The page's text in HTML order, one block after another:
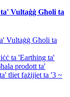
Vultaġġ Għoli ta
ta 'Earthing ta'
prodott ta'
tliet fażijiet ta '3 ~